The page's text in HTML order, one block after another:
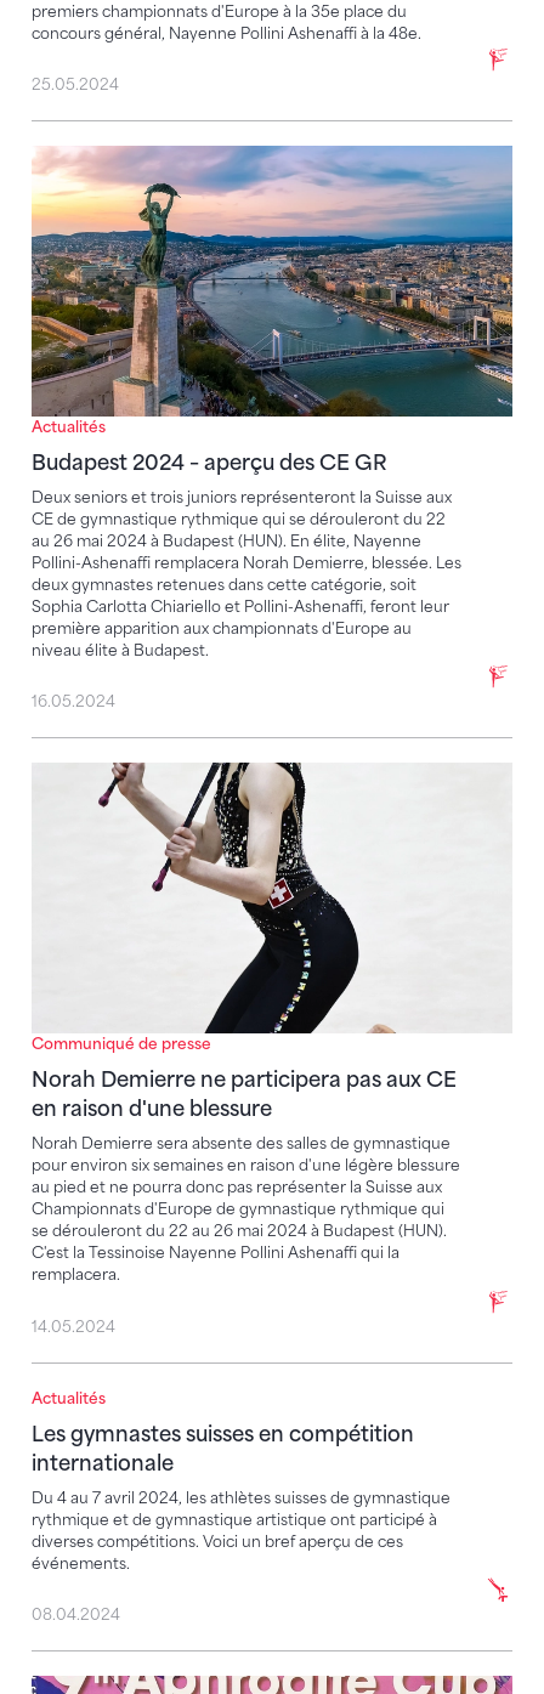
premiers championnats d'Europe à la 35e place du
concours général, Nayenne Pollini Ashenaffi à la 48e.
25.05.2024
Actualités
Budapest 2024 – aperçu des CE GR
Deux seniors et trois juniors représenteront la Suisse aux
CE de gymnastique rythmique qui se dérouleront du 22
au 26 mai 2024 à Budapest (HUN). En élite, Nayenne
Pollini-Ashenaffi remplacera Norah Demierre, blessée. Les
deux gymnastes retenues dans cette catégorie, soit
Sophia Carlotta Chiariello et Pollini-Ashenaffi, feront leur
première apparition aux championnats d'Europe au
niveau élite à Budapest.
Budapest 2024 – aperçu des CE GR
16.05.2024
Communiqué de presse
Norah Demierre ne participera pas aux CE
en raison d'une blessure
Norah Demierre sera absente des salles de gymnastique
pour environ six semaines en raison d'une légère blessure
au pied et ne pourra donc pas représenter la Suisse aux
Championnats d'Europe de gymnastique rythmique qui
se dérouleront du 22 au 26 mai 2024 à Budapest (HUN).
C'est la Tessinoise Nayenne Pollini Ashenaffi qui la
remplacera.
Norah Demierre ne participera pas aux CE en
14.05.2024
Actualités
Les gymnastes suisses en compétition
internationale
Du 4 au 7 avril 2024, les athlètes suisses de gymnastique
rythmique et de gymnastique artistique ont participé à
diverses compétitions. Voici un bref aperçu de ces
événements.
Les gymnastes suisses en compétition internationale
08.04.2024